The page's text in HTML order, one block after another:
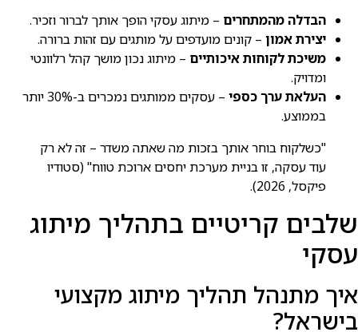
הבדלה מהמתחרים – מיתוג עסקי הופך אותך לברור וזכיר.
יצירת אמון – קונים מועדפים על מותגים עם זהות ברורה.
משיכת לקוחות איכותיים – מיתוג נכון מושך קהל רלוונטי
ומדויק.
העלאת ערך כספי
– עסקים ממותגים נמכרים ב-30% יותר
בממוצע.
"כשלקוח בוחר אותך בזכות מה שאתה משדר – זה לא רק
עוד עסקה, זו בניית מערכת יחסים ארוכת טווח" (סטודיו
פיקסל, 2026).
שלבים קריטיים בתהליך מיתוג
עסקי
איך מתנהל תהליך מיתוג מקצועי
בישראל?